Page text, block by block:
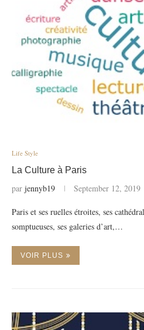
Life Style
La Culture à Paris
par jennyb19 September 12, 2019
Paris et ses ruelles étroites, ses
somptueuses, ses galeries d’art,…
VOIR PLUS